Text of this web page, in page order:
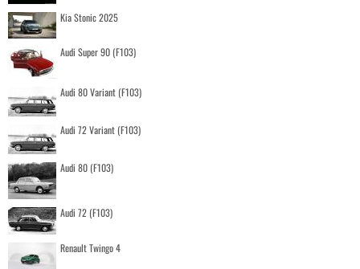
Kia Stonic 2025
Audi Super 90 (F103)
Audi 80 Variant (F103)
Audi 72 Variant (F103)
Audi 80 (F103)
Audi 72 (F103)
Renault Twingo 4